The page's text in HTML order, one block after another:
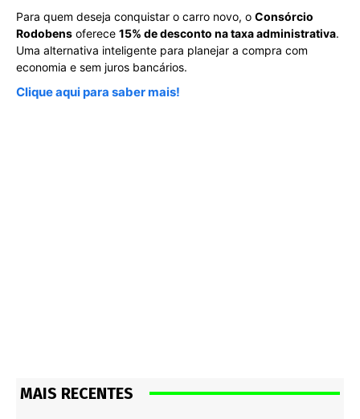
Para quem deseja conquistar o carro novo, o Consórcio
Rodobens oferece 15% de desconto na taxa administrativa.
Uma alternativa inteligente para planejar a compra com
economia e sem juros bancários.
Clique aqui para saber mais!
MAIS RECENTES